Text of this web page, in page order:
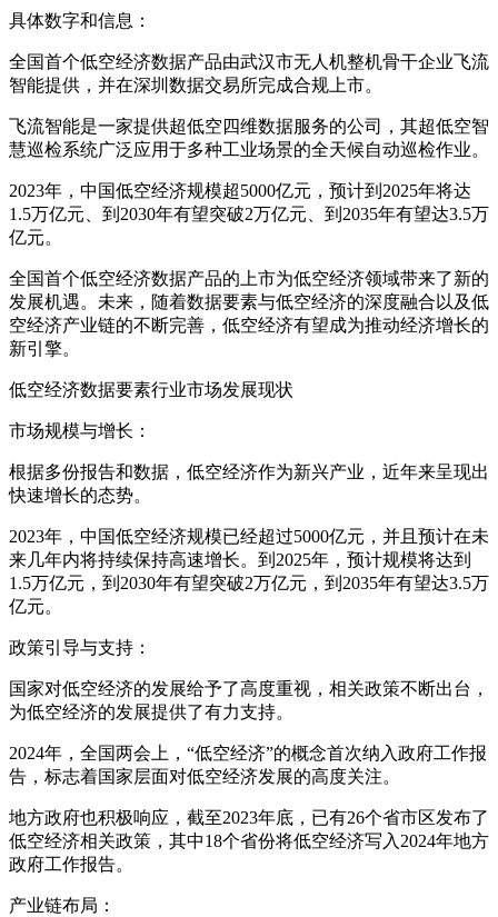
具体数字和信息：
全国首个低空经济数据产品由武汉市无人机整机骨干企业飞流
智能提供，并在深圳数据交易所完成合规上市。
飞流智能是一家提供超低空四维数据服务的公司，其超低空智
慧巡检系统广泛应用于多种工业场景的全天候自动巡检作业。
2023年，中国低空经济规模超5000亿元，预计到2025年将达
1.5万亿元、到2030年有望突破2万亿元、到2035年有望达3.5万
亿元。
全国首个低空经济数据产品的上市为低空经济领域带来了新的
发展机遇。未来，随着数据要素与低空经济的深度融合以及低
空经济产业链的不断完善，低空经济有望成为推动经济增长的
新引擎。
低空经济数据要素行业市场发展现状
市场规模与增长：
根据多份报告和数据，低空经济作为新兴产业，近年来呈现出
快速增长的态势。
2023年，中国低空经济规模已经超过5000亿元，并且预计在未
来几年内将持续保持高速增长。到2025年，预计规模将达到
1.5万亿元，到2030年有望突破2万亿元，到2035年有望达3.5万
亿元。
政策引导与支持：
国家对低空经济的发展给予了高度重视，相关政策不断出台，
为低空经济的发展提供了有力支持。
2024年，全国两会上，“低空经济”的概念首次纳入政府工作报
告，标志着国家层面对低空经济发展的高度关注。
地方政府也积极响应，截至2023年底，已有26个省市区发布了
低空经济相关政策，其中18个省份将低空经济写入2024年地方
政府工作报告。
产业链布局：